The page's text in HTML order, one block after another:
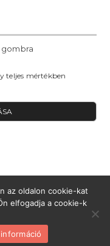
teljes mértékben
KFT.
az oldalon cookie-kat
elfogadja a cookie-k